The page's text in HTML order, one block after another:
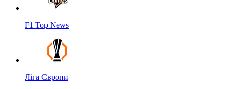
F1 Top News
Ліга Європи